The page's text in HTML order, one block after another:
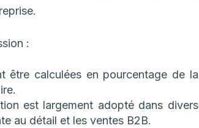
:
être calculées en pourcentage de la
est largement adopté dans divers
au détail et les ventes B2B.